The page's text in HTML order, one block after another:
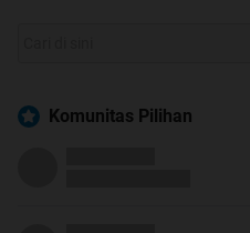
Komunitas Pilihan